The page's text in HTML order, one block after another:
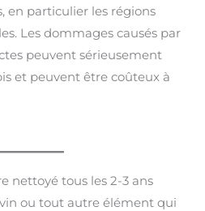
en particulier les régions
Les dommages causés par
peuvent sérieusement
et peuvent être coûteux à
nettoyé tous les 2-3 ans
ou tout autre élément qui